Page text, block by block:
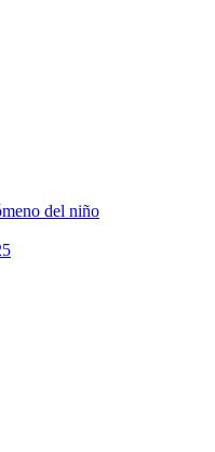
del niño